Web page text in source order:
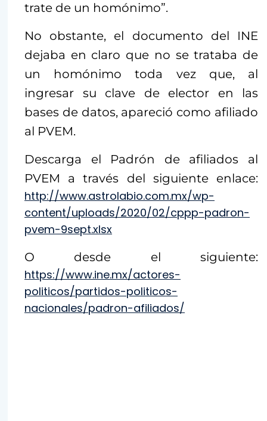
trate de un homónimo”.
No obstante, el documento del INE
dejaba en claro que no se trataba de
un homónimo toda vez que, al
ingresar su clave de elector en las
bases de datos, apareció como afiliado
al PVEM.
Descarga el Padrón de afiliados al
PVEM a través del siguiente enlace:
http://www.astrolabio.com.mx/wp-
content/uploads/2020/02/cppp-padron-
pvem-9sept.xlsx
O desde el siguiente:
https://www.ine.mx/actores-
politicos/partidos-politicos-
nacionales/padron-afiliados/